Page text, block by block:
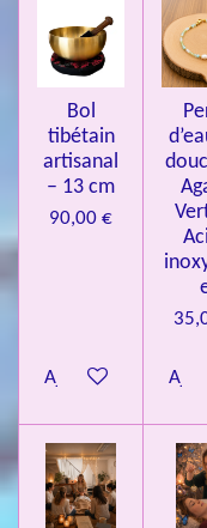
l
Bol
tibétain
artisanal
– 13 cm
90,00 €
Ajouter au panier